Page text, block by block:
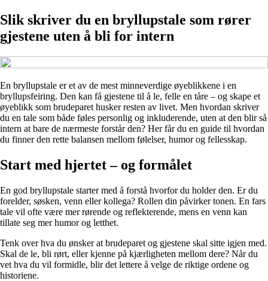
Slik skriver du en bryllupstale som rører
gjestene uten å bli for intern
En bryllupstale er et av de mest minneverdige øyeblikkene i en
bryllupsfeiring. Den kan få gjestene til å le, felle en tåre – og skape et
øyeblikk som brudeparet husker resten av livet. Men hvordan skriver
du en tale som både føles personlig og inkluderende, uten at den blir så
intern at bare de nærmeste forstår den? Her får du en guide til hvordan
du finner den rette balansen mellom følelser, humor og fellesskap.
Start med hjertet – og formålet
En god bryllupstale starter med å forstå hvorfor du holder den. Er du
forelder, søsken, venn eller kollega? Rollen din påvirker tonen. En fars
tale vil ofte være mer rørende og reflekterende, mens en venn kan
tillate seg mer humor og letthet.
Tenk over hva du ønsker at brudeparet og gjestene skal sitte igjen med.
Skal de le, bli rørt, eller kjenne på kjærligheten mellom dere? Når du
vet hva du vil formidle, blir det lettere å velge de riktige ordene og
historiene.